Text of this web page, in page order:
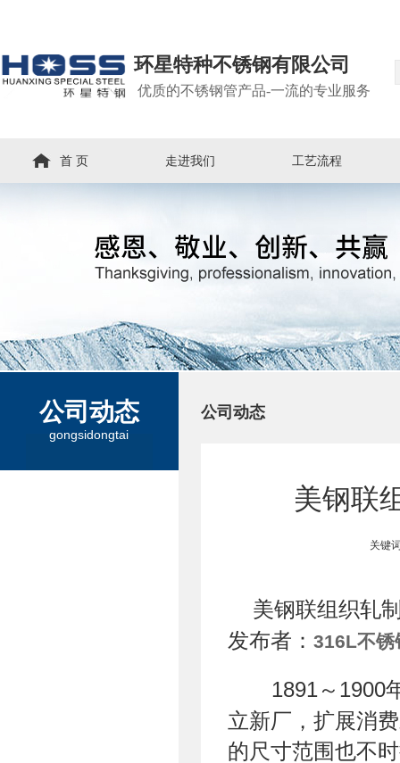
环星特种不锈钢有限公司
优质的不锈钢管产品-一流的专业服务
首 页 走进我们 工艺流程
公司动态
gongsidongtai
公司动态
美钢联
关键
美钢联组织轧
发布者： 316L不锈
1891～1900
立新厂，扩展消
的尺寸范围也不